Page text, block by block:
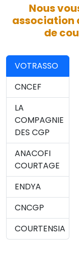
Nous
association
de
VOTRASSO
CNCEF
LA
COMPAGNIE
DES CGP
ANACOFI
COURTAGE
ENDYA
CNCGP
COURTENSIA